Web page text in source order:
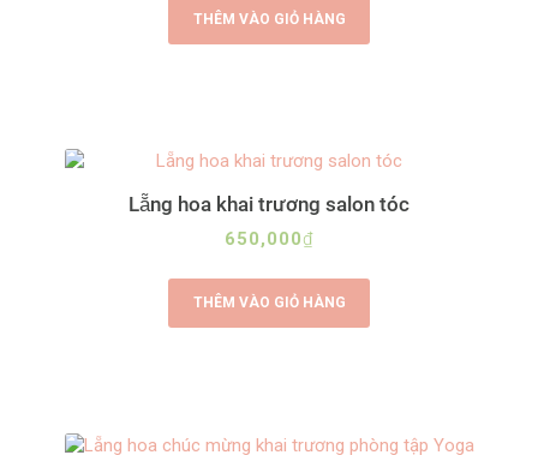
THÊM VÀO GIỎ HÀNG
Lẵng hoa khai trương salon tóc
650,000₫
THÊM VÀO GIỎ HÀNG